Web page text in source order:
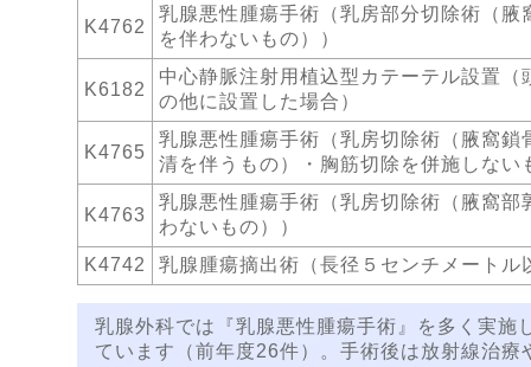
K4762
乳腺悪性腫瘍手術（乳房部分切除術（腋
を伴わないもの））
K6182
中心静脈注射用植込型カテーテル設置（
の他に設置した場合）
K4765
乳腺悪性腫瘍手術（乳房切除術（腋窩鎖
清を伴うもの）・胸筋切除を併施しない
K4763
乳腺悪性腫瘍手術（乳房切除術（腋窩部
わないもの））
K4742
乳腺腫瘍摘出術（長径５センチメートル
乳腺外科では『乳腺悪性腫瘍手術』を多く実
ています（前年度26件）。手術後は放射線治